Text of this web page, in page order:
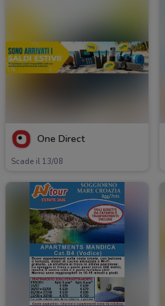
One Direct
Scade il 13/08